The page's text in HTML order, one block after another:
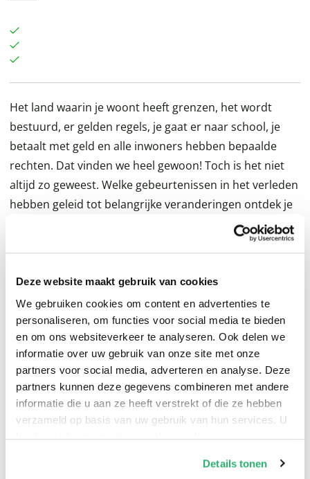
Deze website maakt gebruik van cookies
We gebruiken cookies om content en advertenties te
personaliseren, om functies voor social media te bieden
en om ons websiteverkeer te analyseren. Ook delen we
informatie over uw gebruik van onze site met onze
partners voor social media, adverteren en analyse. Deze
partners kunnen deze gegevens combineren met andere
informatie die u aan ze heeft verstrekt of die ze hebben
verzameld op basis van uw gebruik van hun services. U
kunt op ieder moment uw cookievoorkeuren aanpassen
Details tonen
Het land waarin je woont heeft grenzen, het wordt
bestuurd, er gelden regels, je gaat er naar school, je
betaalt met geld en alle inwoners hebben bepaalde
rechten. Dat vinden we heel gewoon! Toch is het niet
altijd zo geweest. Welke gebeurtenissen in het verleden
hebben geleid tot belangrijke veranderingen ontdek je
in de serie Mens en maatschappij. Alle mensen op de
wereld zijn een onderdeel van de maatschappij, waarin
zich af wat een samenleving eigenlijk is en hoe iedereen
daar een plaats in heeft. Welke regels gelden er? Wie
mag die regels bepalen? De manier waarop macht
wordt uitgeoefend is in de loop der eeuwen vaak
veranderd. Er zijn altijd buitenstaanders die het niet
eens zijn met de regels van een samenleving.